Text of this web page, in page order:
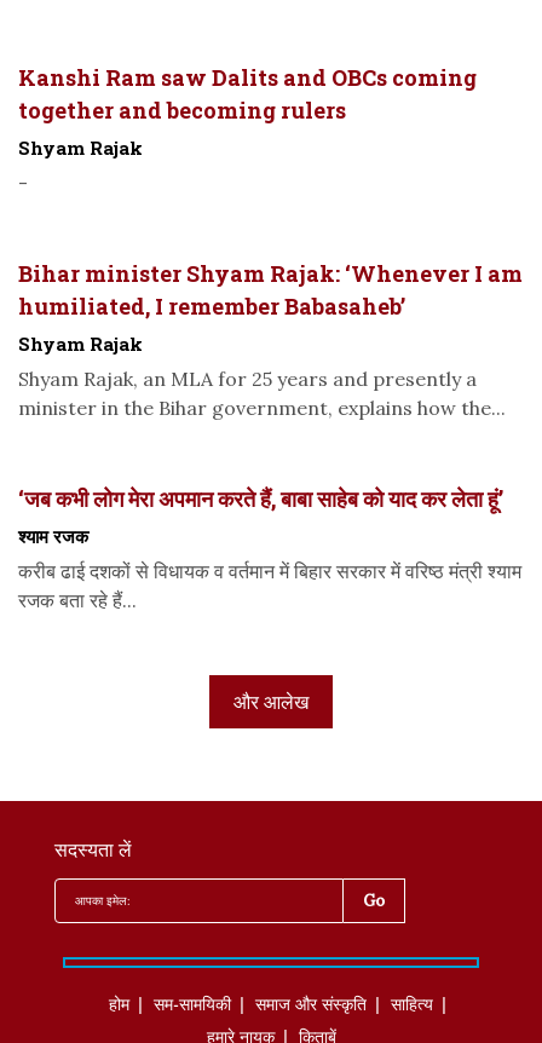
Kanshi Ram saw Dalits and OBCs coming
together and becoming rulers
Shyam Rajak
-
Bihar minister Shyam Rajak: ‘Whenever I am
humiliated, I remember Babasaheb’
Shyam Rajak
Shyam Rajak, an MLA for 25 years and presently a
minister in the Bihar government, explains how the...
‘जब कभी लोग मेरा अपमान करते हैं, बाबा साहेब को याद कर लेता हूं’
श्याम रजक
करीब ढाई दशकों से विधायक व वर्तमान में बिहार सरकार में वरिष्ठ मंत्री श्याम
रजक बता रहे हैं...
और आलेख
सदस्यता लें
होम सम-सामयिकी समाज और संस्कृति
साहित्‍य